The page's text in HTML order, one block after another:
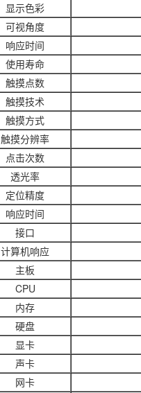
显示色彩
可视角度
响应时间
使用寿命
触摸点数
触摸技术
触摸方式
触摸分辨率
点击次数
透光率
定位精度
响应时间
接口
计算机响应
主板
CPU
内存
硬盘
显卡
声卡
网卡